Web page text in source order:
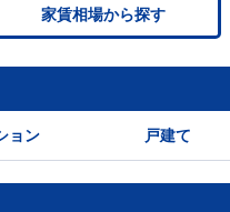
家賃相場から探す
ョン 戸建て